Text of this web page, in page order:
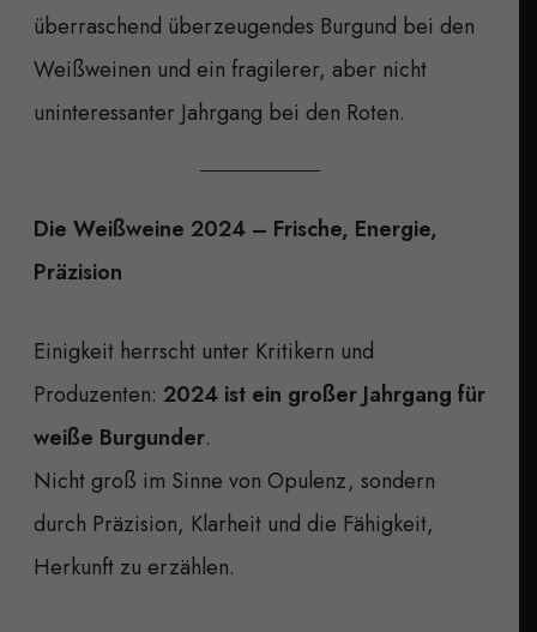
überraschend überzeugendes Burgund bei den
Weißweinen und ein fragilerer, aber nicht
uninteressanter Jahrgang bei den Roten.
Die Weißweine 2024 – Frische, Energie,
Präzision
Einigkeit herrscht unter Kritikern und
Produzenten: 2024 ist ein großer Jahrgang für
weiße Burgunder.
Nicht groß im Sinne von Opulenz, sondern
durch Präzision, Klarheit und die Fähigkeit,
Herkunft zu erzählen.